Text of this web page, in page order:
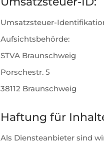
Umsatzsteuer-
Aufsichtsbehörde:
STVA Braunschweig
Porschestr. 5
38112 Braunschweig
Haftung für
Als Diensteanbieter sind